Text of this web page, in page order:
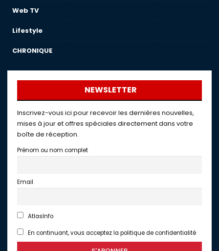
Web TV
Lifestyle
CHRONIQUE
NEWSLETTER
Inscrivez-vous ici pour recevoir les dernières nouvelles,
mises à jour et offres spéciales directement dans votre
boîte de réception.
Prénom ou nom complet
Email
AtlasInfo
En continuant, vous acceptez la politique de confidentialité